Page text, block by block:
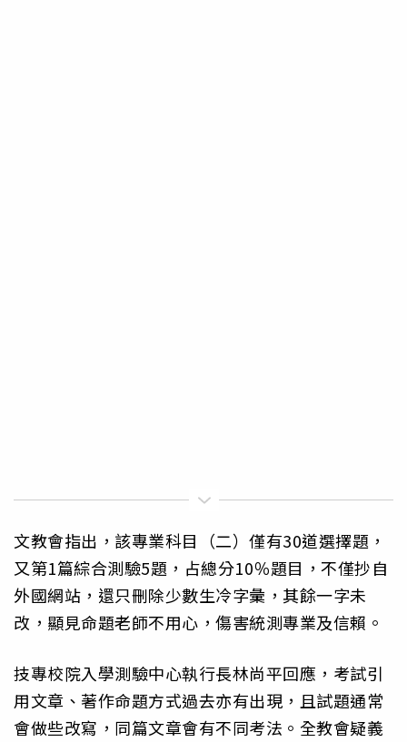
文教會指出，該專業科目（二）僅有30道選擇題，
又第1篇綜合測驗5題，占總分10％題目，不僅抄自
外國網站，還只刪除少數生冷字彙，其餘一字未
改，顯見命題老師不用心，傷害統測專業及信賴。
技專校院入學測驗中心執行長林尚平回應，考試引
用文章、著作命題方式過去亦有出現，且試題通常
會做些改寫，同篇文章會有不同考法。全教會疑義